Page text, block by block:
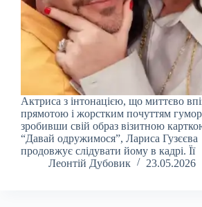
Актриса з інтонацією, що миттєво
прямотою і жорстким почуттям
зробивши свій образ візитною
“Давай одружимося”, Лариса Гузєєва
продовжує слідувати йому в кадрі. Її
Леонтій Дубовик
23.05.2026